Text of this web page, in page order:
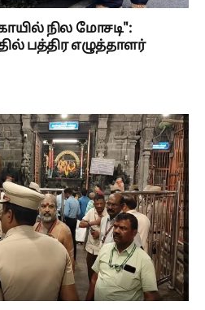
நில மோசடி":
பத்திர எழுத்தாளர்